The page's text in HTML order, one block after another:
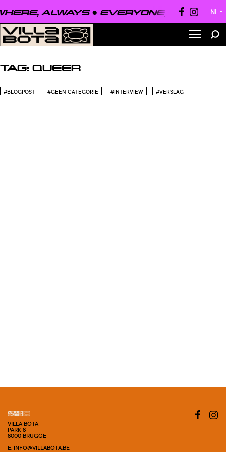
ALWAYS ● EVERYONE, NL ▼
TAG: QUEER
#BLOGPOST #GEEN CATEGORIE #INTERVIEW #VERSLAG
VILLA BOTA
PARK 8
8000 BRUGGE
E: INFO@VILLABOTA.BE